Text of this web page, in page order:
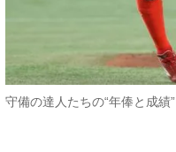
守備の達人たちの“年俸と成績